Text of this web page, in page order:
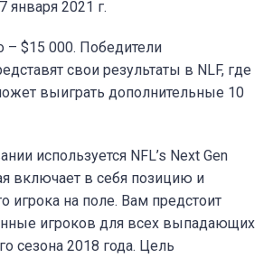
7 января 2021 г.
– $15 000. Победители
свои результаты в NLF, где
выиграть дополнительные 10
используется NFL’s Next Gen
включает в себя позицию и
игрока на поле. Вам предстоит
игроков для всех выпадающих
сезона 2018 года. Цель